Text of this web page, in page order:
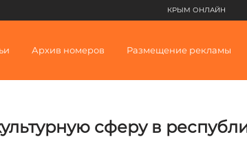
КРЫМ ОНЛАЙН
Архив номеров Размещение рекламы
сферу в